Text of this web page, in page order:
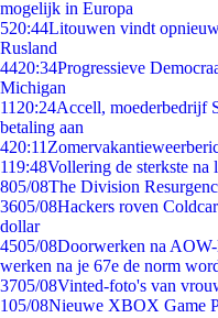
mogelijk in Europa
520:44Litouwen vindt
Rusland
4420:34Progressieve
Michigan
11 20:24Accell, moederbedrijf
betaling aan
420:11
119:48Vollering de sterkste na
805/08The Division
3605/08Hackers roven
dollar
4505/08Doorwerken na
werken na je 67e de norm
3705/08Vinted-foto's van
105/08Nieuwe XBOX Game